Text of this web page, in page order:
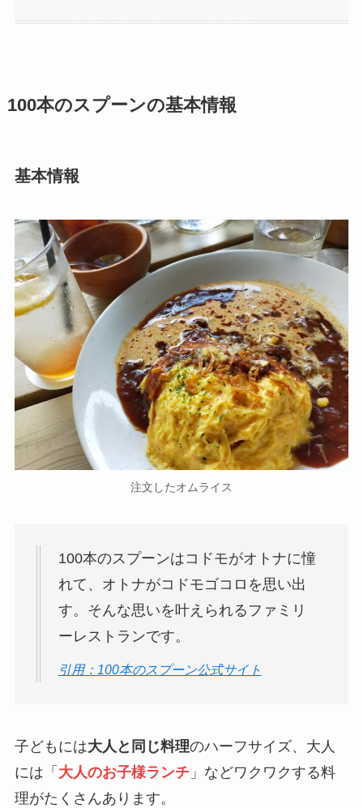
100本のスプーンの基本情報
基本情報
注文したオムライス
100本のスプーンはコドモがオトナに憧
れて、オトナがコドモゴコロを思い出
す。そんな思いを叶えられるファミリ
ーレストランです。
引用：100本のスプーン公式サイト
子どもには大人と同じ料理のハーフサイズ、大人
には「 大人のお子様ランチ」などワクワクする料
理がたくさんあります。